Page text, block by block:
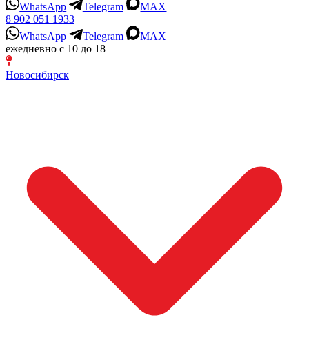
WhatsApp
Telegram
MAX
8 902 051 1933
WhatsApp
Telegram
MAX
ежедневно с 10 до 18
Новосибирск